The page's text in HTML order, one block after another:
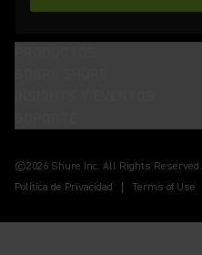
©2026 Shure Inc. All Rights Reserved.
Política de Privacidad
Terms of Use